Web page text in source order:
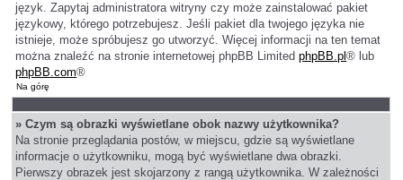
język. Zapytaj administratora witryny czy może zainstalować pakiet
językowy, którego potrzebujesz. Jeśli pakiet dla twojego języka nie
istnieje, może spróbujesz go utworzyć. Więcej informacji na ten temat
można znaleźć na stronie internetowej phpBB LimitedphpBB.pl® lub
phpBB.com®
Na górę
» Czym są obrazki wyświetlane obok nazwy użytkownika?
Na stronie przeglądania postów, w miejscu, gdzie są wyświetlane
informacje o użytkowniku, mogą być wyświetlane dwa obrazki.
Pierwszy obrazek jest skojarzony z rangą użytkownika. W zależności